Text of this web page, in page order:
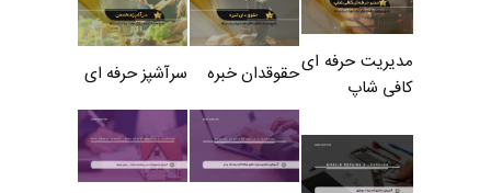
مدیریت حرفه ای
کافی شاپ
حقوقدان خبره سرآشپز حرفه ای